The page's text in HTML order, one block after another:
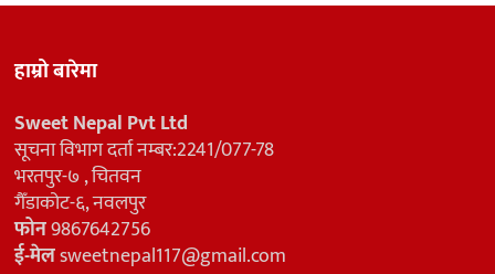
हाम्रो बारेमा
Sweet Nepal Pvt Ltd
सूचना विभाग दर्ता नम्बर:2241/077-78
भरतपुर-७ , चितवन
गैँडाकोट-६, नवलपुर
फोन9867642756
ई-मेलsweetnepal117@gmail.com